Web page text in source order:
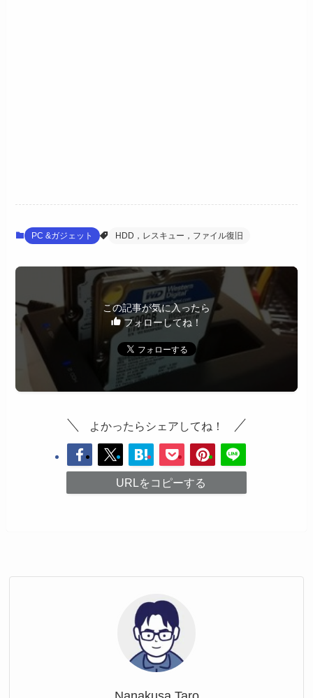
PC &ガジェット HDD，レスキュー，ファイル復旧
この記事が気に入ったら
フォローしてね！
よかったらシェアしてね！
URLをコピーする